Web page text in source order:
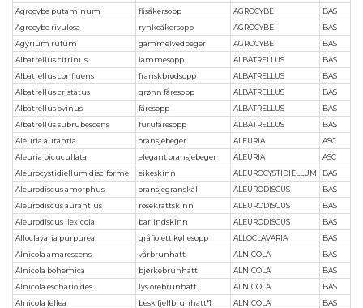
Agrocybe putaminum
flisåkersopp AGROCYBE
BAS
Agrocybe rivulosa
rynkeåkersopp AGROCYBE
BAS
Agyrium rufum
gammelvedbeger AGROCYBE
BAS
Albatrellus citrinus
lammesopp ALBATRELLUS
BAS
Albatrellus confluens
franskbrødsopp ALBATRELLUS
BAS
Albatrellus cristatus
grønn fåresopp ALBATRELLUS
BAS
Albatrellus ovinus
fåresopp ALBATRELLUS
BAS
Albatrellus subrubescens
furufåresopp ALBATRELLUS
BAS
Aleuria aurantia
oransjebeger ALEURIA
ASC
Aleuria bicucullata
elegant oransjebeger ALEURIA
ASC
Aleurocystidiellum disciforme
eikeskinn ALEUROCYSTIDIELLUM
BAS
Aleurodiscus amorphus
oransjegranskål ALEURODISCUS
BAS
Aleurodiscus aurantius
rosekrattskinn ALEURODISCUS
BAS
Aleurodiscus ilexicola
barlindskinn ALEURODISCUS
BAS
Alloclavaria purpurea
gråfiolett køllesopp ALLOCLAVARIA
BAS
Alnicola amarescens
vårbrunhatt ALNICOLA
BAS
Alnicola bohemica
bjørkebrunhatt ALNICOLA
BAS
Alnicola escharioides
lys orebrunhatt ALNICOLA
BAS
Alnicola fellea
besk fjellbrunhatt*1 ALNICOLA
BAS